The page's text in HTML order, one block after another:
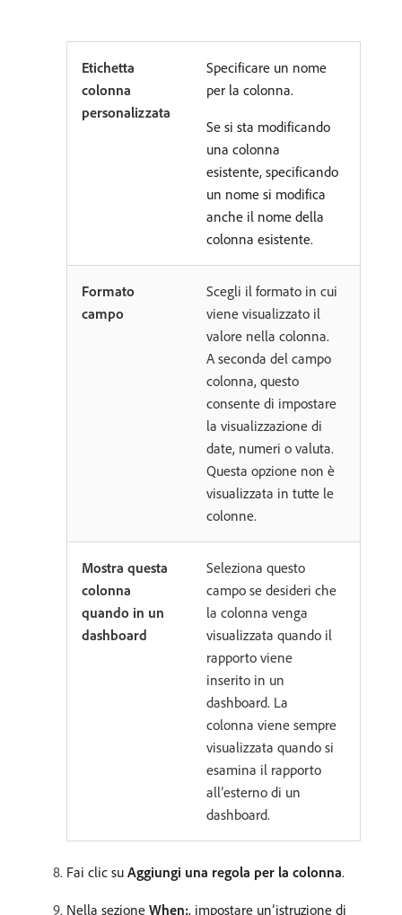
Etichetta
colonna
personalizzata
Specificare un nome
per la colonna.
Se si sta modificando
una colonna
esistente, specificando
un nome si modifica
anche il nome della
colonna esistente.
Formato
campo
Scegli il formato in cui
viene visualizzato il
valore nella colonna.
A seconda del campo
colonna, questo
consente di impostare
la visualizzazione di
date, numeri o valuta.
Questa opzione non è
visualizzata in tutte le
colonne.
Mostra questa
colonna
quando in un
dashboard
Seleziona questo
campo se desideri che
la colonna venga
visualizzata quando il
rapporto viene
inserito in un
dashboard. La
colonna viene sempre
visualizzata quando si
esamina il rapporto
all’esterno di un
dashboard.
Fai clic su Aggiungi una regola per la colonna.
Nella sezione When:, impostare un’istruzione di